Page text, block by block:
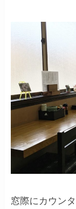
窓際にカウン